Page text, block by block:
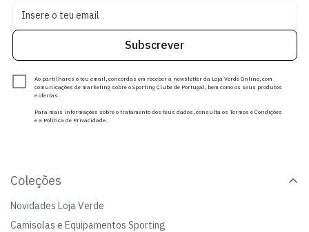
Subscrever
Ao partilhares o teu email, concordas em receber a newsletter da Loja Verde Online, com
comunicações de marketing sobre o Sporting Clube de Portugal, bem como os seus produtos
e ofertas.
Para mais informações sobre o tratamento dos teus dados, consulta os Termos e Condições
e a Política de Privacidade.
Coleções
Novidades Loja Verde
Camisolas e Equipamentos Sporting